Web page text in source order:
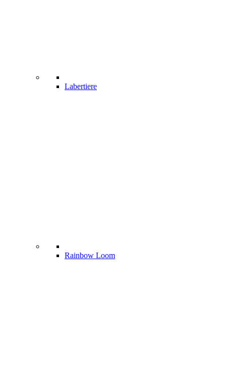
Labertiere
Rainbow Loom